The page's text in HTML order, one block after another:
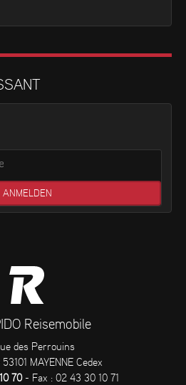
Reisemobile
des Perrouins
MAYENNE Cedex
70- Fax : 02 43 30 10 71